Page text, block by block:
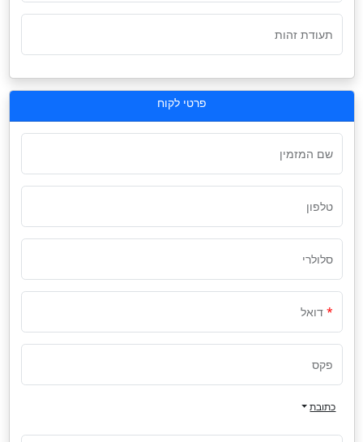
תעודת זהות
פרטי לקוח
שם המזמין
טלפון
סלולרי
דואל
פקס
כתובת